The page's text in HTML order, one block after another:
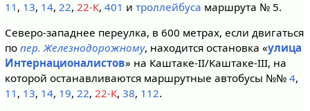
11 , 13, 14, 22, 22-К, 401 и троллейбуса маршрута № 5.
Северо-западнее переулка, в 600 метрах, если двигаться
по пер. Железнодорожному, находится остановка «улица
Интернационалистов» на Каштаке-II/Каштаке-III, на
которой останавливаются маршрутные автобусы №№ 4,
11 , 13, 14, 19, 22, 22-К, 38, 112.